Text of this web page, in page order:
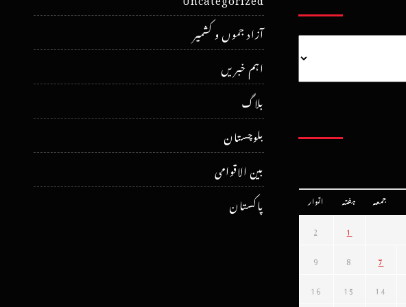
آزاد جموں و کشمیر
اہم خبریں
بلاگ
بلوچستان
بین الاقوامی
پاکستان
جمعہ ہفتہ اتوار
1
2
7
8
9
14
15
16